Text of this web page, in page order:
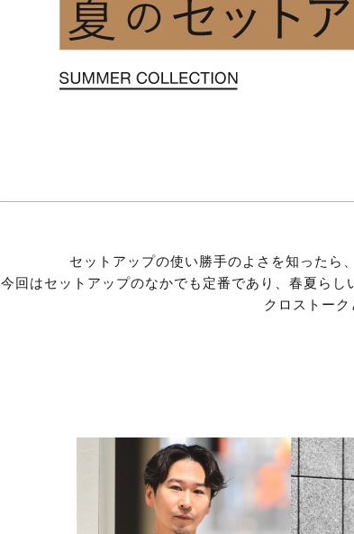
セットアップの使い勝手のよさを知ったら
今回はセットアップのなかでも定番であり、春夏ら
クロストーク